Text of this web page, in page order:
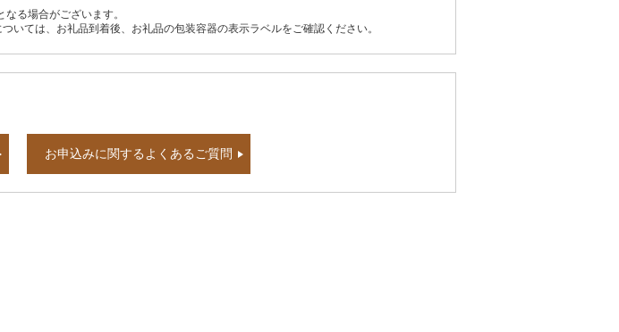
る場合がございます。
ては、お礼品到着後、お礼品の包装容器の表示ラベルをご確認ください。
お申込みに関するよくあるご質問